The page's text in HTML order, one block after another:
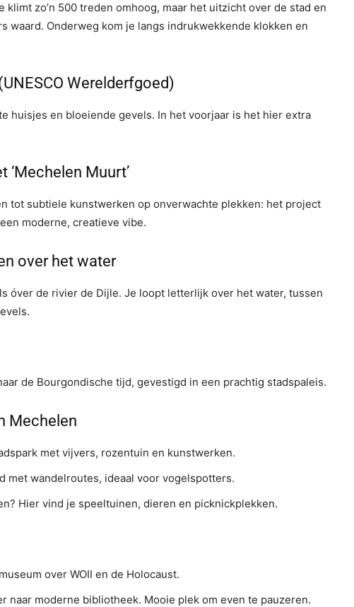
klimt zo’n 500 treden omhoog, maar het uitzicht over de stad en
waard. Onderweg kom je langs indrukwekkende klokken en
Werelderfgoed)
huisjes en bloeiende gevels. In het voorjaar is het hier extra
‘Mechelen Muurt’
tot subtiele kunstwerken op onverwachte plekken: het project
moderne, creatieve vibe.
over het water
óver de rivier de Dijle. Je loopt letterlijk over het water, tussen
de Bourgondische tijd, gevestigd in een prachtig stadspaleis.
Mechelen
met vijvers, rozentuin en kunstwerken.
met wandelroutes, ideaal voor vogelspotters.
Hier vind je speeltuinen, dieren en picknickplekken.
over WOII en de Holocaust.
naar moderne bibliotheek. Mooie plek om even te pauzeren.